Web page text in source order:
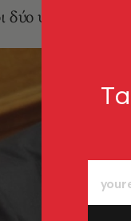
δύο ψαράδες